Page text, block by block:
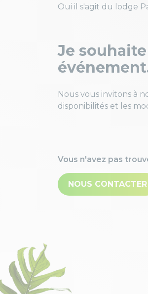
Oui il s'agit du lodge
Je
Nous vous invitons à
disponibilités et les
Vous n'avez pas
NOUS CONTACTER